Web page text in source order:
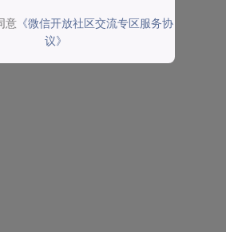
意 《微信开放社区交流专区服务协
议》